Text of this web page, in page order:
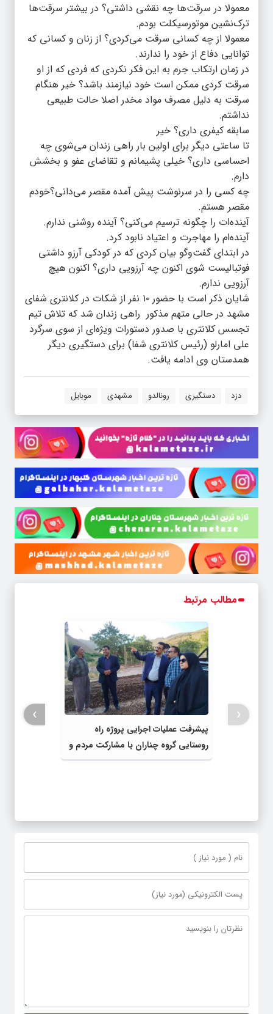
معمولا در سرقت‌ها چه نقشی داشتی؟ در بیشتر سرقت‌ها
ترک‌نشین موتورسیکلت بودم.
معمولا از چه کسانی سرقت می‌کردی؟ از زنان و کسانی که
توانایی دفاع از خود را ندارند.
در زمان ارتکاب جرم به این فکر نکردی که فردی که از او
سرقت کردی ممکن است خود نیازمند باشد؟ خیر هنگام
سرقت به دلیل مصرف مواد مخدر‌ اصلا حالت طبیعی
نداشتم.
سابقه کیفری داری؟ خیر
تا ساعتی دیگر برای اولین بار راهی زندان می‌شوی چه
احساسی داری؟ خیلی پشیمانم و تقاضای عفو و بخشش
دارم.
چه کسی را در سرنوشت پیش آمده مقصر می‌دانی؟خودم
مقصر هستم.
آینده‌ات را چگونه ترسیم می‌کنی؟ آینده روشنی ندارم.
آینده‌ام را مهاجرت و اعتیاد نابود کرد‌‌.
در ابتدای گفت‌و‌گو بیان کردی که در کودکی آرزو داشتی
فوتبالیست شوی اکنون چه آرزویی داری؟ اکنون هیچ
آرزویی ندارم.
شایان ذکر است با حضور ۱۰ نفر از شکات در کلانتری شفای
مشهد در حالی متهم مذکور راهی زندان شد که تلاش تیم
تجسس کلانتری با صدور دستورات ویژه‌ای از سوی سرگرد
علی امارلو (رئیس کلانتری شفا) برای دستگیری دیگر
همدستان وی ادامه یافت.
دزد دستگیری رونالدو مشهدی موبایل
مطالب مرتبط
پیشرفت عملیات اجرایی پروژه راه
روستایی گروه چناران با مشارکت مردم و
اعتبارات دولتی
‹
›